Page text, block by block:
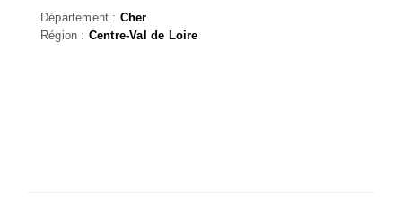
Département : Cher
Région : Centre-Val de Loire